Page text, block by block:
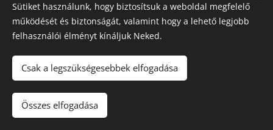
© 2023 Tőkésné Gali Mónika, diplomás életerő-coach, Debrecen
Az oldalt a
Sütiket használunk, hogy biztosítsuk a weboldal megfelelő
működését és biztonságát, valamint hogy a lehető legjobb
felhasználói élményt kínáljuk Neked.
Csak a legszükségesebbek elfogadása
Összes elfogadása